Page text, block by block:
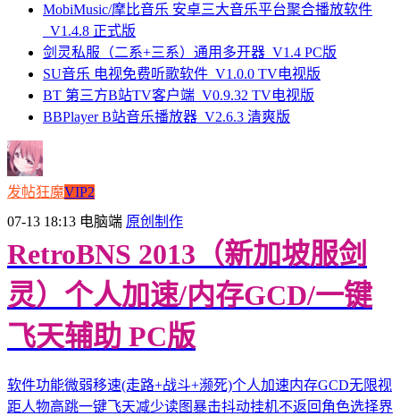
MobiMusic/摩比音乐 安卓三大音乐平台聚合播放软件
_V1.4.8 正式版
剑灵私服（二系+三系）通用多开器_V1.4 PC版
SU音乐 电视免费听歌软件_V1.0.0 TV电视版
BT 第三方B站TV客户端_V0.9.32 TV电视版
BBPlayer B站音乐播放器_V2.6.3 清爽版
发帖狂魔VIP2
07-13 18:13 电脑端 原创制作
RetroBNS 2013（新加坡服剑
灵）个人加速/内存GCD/一键
飞天辅助 PC版
软件功能微弱移速(走路+战斗+濒死)个人加速内存GCD无限视
距人物高跳一键飞天减少读图暴击抖动挂机不返回角色选择界